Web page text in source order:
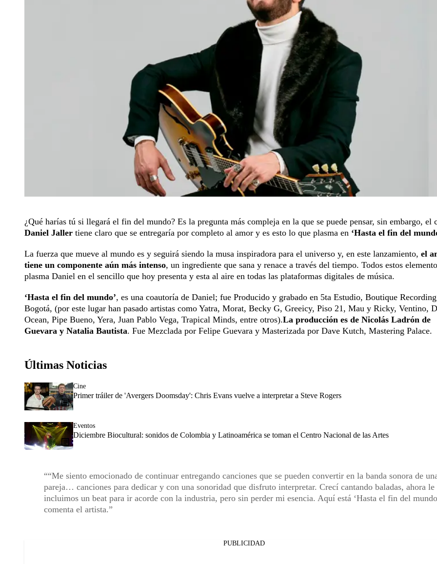
¿Qué harías tú si llegará el fin del mundo? Es la pregunta más compleja en la que se puede pensar, sin embargo, el
Daniel Jaller tiene claro que se entregaría por completo al amor y es esto lo que plasma en ‘Hasta el fin del
La fuerza que mueve al mundo es y seguirá siendo la musa inspiradora para el universo y, en este lanzamiento, el
tiene un componente aún más intenso, un ingrediente que sana y renace a través del tiempo. Todos estos
plasma Daniel en el sencillo que hoy presenta y esta al aire en todas las plataformas digitales de música.
‘Hasta el fin del mundo’, es una coautoría de Daniel; fue Producido y grabado en 5ta Estudio, Boutique
Bogotá, (por este lugar han pasado artistas como Yatra, Morat, Becky G, Greeicy, Piso 21, Mau y Ricky, Ventino,
Ocean, Pipe Bueno, Yera, Juan Pablo Vega, Trapical Minds, entre otros).La producción es de Nicolás Ladrón de
Guevara y Natalia Bautista. Fue Mezclada por Felipe Guevara y Masterizada por Dave Kutch, Mastering Palace.
Últimas Noticias
Cine
Primer tráiler de 'Avergers Doomsday': Chris Evans vuelve a interpretar a Steve Rogers
Eventos
Diciembre Biocultural: sonidos de Colombia y Latinoamérica se toman el Centro Nacional de las Artes
“Me siento emocionado de continuar entregando canciones que se pueden convertir en la banda sonora de
pareja… canciones para dedicar y con una sonoridad que disfruto interpretar. Crecí cantando baladas, ahora le
incluimos un beat para ir acorde con la industria, pero sin perder mi esencia. Aquí está ‘Hasta el fin del
comenta el artista.
PUBLICIDAD